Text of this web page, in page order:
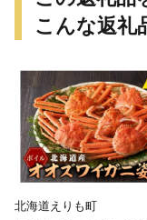
こんな返礼
北海道えりも町